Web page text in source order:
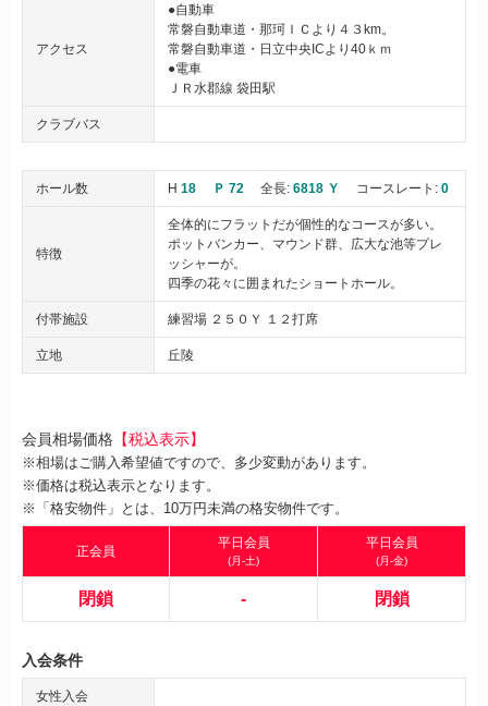
アクセス
●自動車
常磐自動車道・那珂ＩＣより４３km。
常磐自動車道・日立中央ICより40ｋｍ
●電車
ＪＲ水郡線 袋田駅
クラブバス
ホール数 H 18 Ｐ 72 全長: 6818 Ｙ コースレート: 0
特徴
全体的にフラットだが個性的なコースが多い。
ポットバンカー、マウンド群、広大な池等プレ
ッシャーが。
四季の花々に囲まれたショートホール。
付帯施設 練習場 ２５０Ｙ １２打席
立地 丘陵
会員相場価格 【税込表示】
※相場はご購入希望値ですので、多少変動があります。
※価格は税込表示となります。
※「格安物件」とは、10万円未満の格安物件です。
正会員
平日会員
(月-土)
平日会員
(月-金)
閉鎖 - 閉鎖
入会条件
女性入会